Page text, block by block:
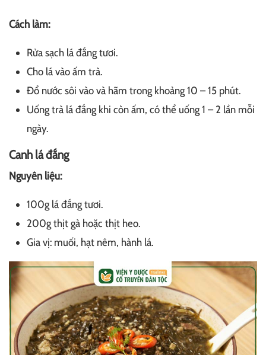
Cách làm:
Rửa sạch lá đắng tươi.
Cho lá vào ấm trà.
Đổ nước sôi vào và hãm trong khoảng 10 – 15 phút.
Uống trà lá đắng khi còn ấm, có thể uống 1 – 2 lần mỗi
ngày.
Canh lá đắng
Nguyên liệu:
100g lá đắng tươi.
200g thịt gà hoặc thịt heo.
Gia vị: muối, hạt nêm, hành lá.